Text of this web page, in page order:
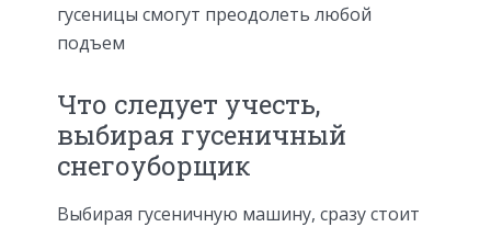
гусеницы смогут преодолеть любой
подъем
Что следует учесть,
выбирая гусеничный
снегоуборщик
Выбирая гусеничную машину, сразу стоит